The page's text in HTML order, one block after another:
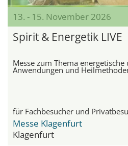
13. - 15. November 2026
Spirit & Energetik LIVE
Messe zum Thema
Anwendungen und
für Fachbesucher und
Messe Klagenfurt
Klagenfurt